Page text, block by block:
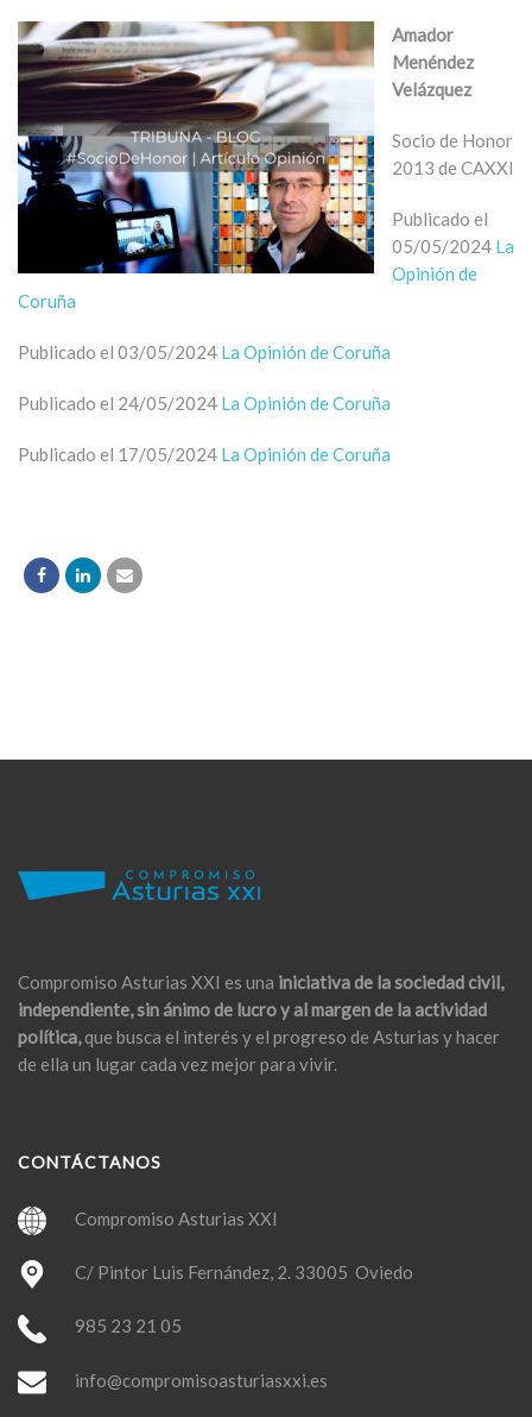
Amador
Menéndez
Velázquez
Socio de Honor
2013 de CAXXI
Publicado el
05/05/2024 La
Opinión de
Coruña
Publicado el 03/05/2024 La Opinión de Coruña
Publicado el 24/05/2024 La Opinión de Coruña
Publicado el 17/05/2024 La Opinión de Coruña
Compromiso Asturias XXI es una iniciativa de la sociedad civil,
independiente, sin ánimo de lucro y al margen de la actividad
política,que busca el interés y el progreso de Asturias y hacer
de ella un lugar cada vez mejor para vivir.
CONTÁCTANOS
Compromiso Asturias XXI
C/ Pintor Luis Fernández, 2. 33005 Oviedo
985 23 21 05
info@compromisoasturiasxxi.es